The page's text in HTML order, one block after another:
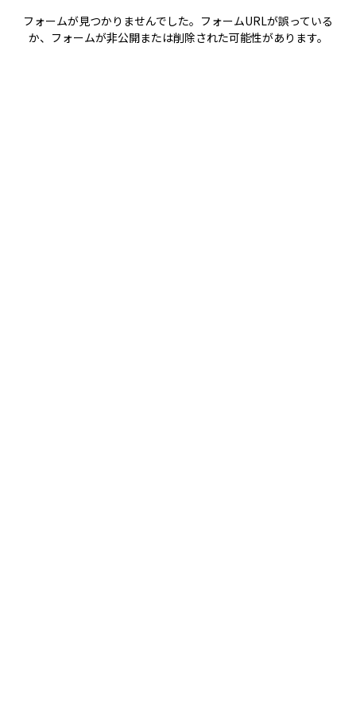
フォームが見つかりませんでした。フォームURLが誤っている
か、フォームが非公開または削除された可能性があります。